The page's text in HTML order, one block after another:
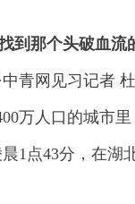
到那个头破血流
中青网见习记者
人口的城市里
点43分，在湖